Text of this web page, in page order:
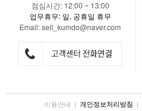
점심시간: 12:00 ~ 13:00
업무휴무: 일, 공휴일 휴무
Email: seil_kumdo@naver.com
이용안내 | 개인정보처리방침 |